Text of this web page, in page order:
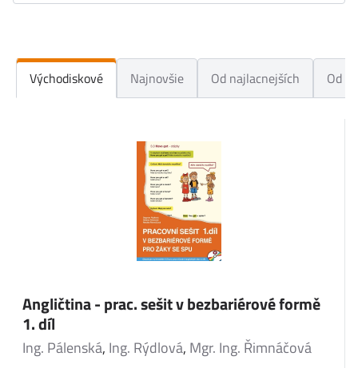
Východiskové Najnovšie Od najlacnejších Od
Angličtina - prac. sešit v bezbariérové formě
1. díl
Ing. Pálenská, Ing. Rýdlová, Mgr. Ing. Řimnáčová